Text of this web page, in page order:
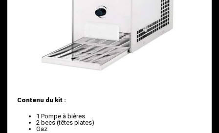
Contenu du kit :
1 Pompe à bières
2 becs (têtes plates)
Gaz